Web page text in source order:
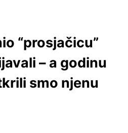
“prosjačicu”
– a godinu
smo njenu